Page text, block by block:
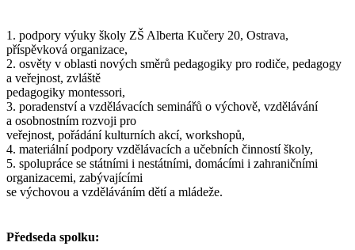
1. podpory výuky školy ZŠ Alberta Kučery 20, Ostrava,
příspěvková organizace,
2. osvěty v oblasti nových směrů pedagogiky pro rodiče, pedagogy
a veřejnost, zvláště
pedagogiky montessori,
3. poradenství a vzdělávacích seminářů o výchově, vzdělávání
a osobnostním rozvoji pro
veřejnost, pořádání kulturních akcí, workshopů,
4. materiální podpory vzdělávacích a učebních činností školy,
5. spolupráce se státními i nestátními, domácími i zahraničními
organizacemi, zabývajícími
se výchovou a vzděláváním dětí a mládeže.
Předseda spolku: